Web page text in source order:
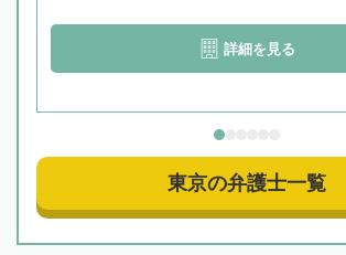
詳細を見る
東京の弁護士一覧